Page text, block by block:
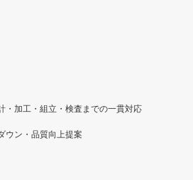
・加工・組立・検査までの一貫対応
ウン・品質向上提案